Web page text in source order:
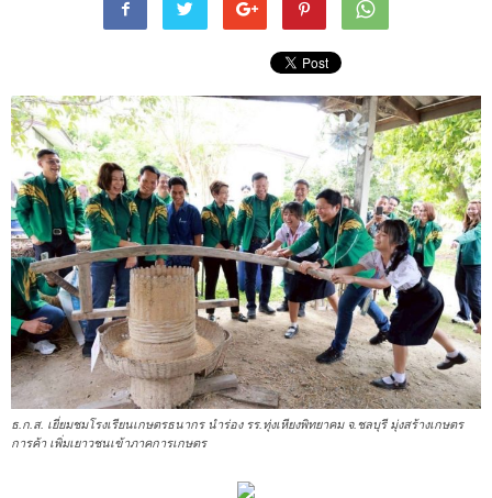
ธ.ก.ส. เยี่ยมชมโรงเรียนเกษตรธนากร นำร่อง รร.ทุ่งเหียงพิทยาคม จ.ชลบุรี มุ่งสร้างเกษตร
การค้า เพิ่มเยาวชนเข้าภาคการเกษตร